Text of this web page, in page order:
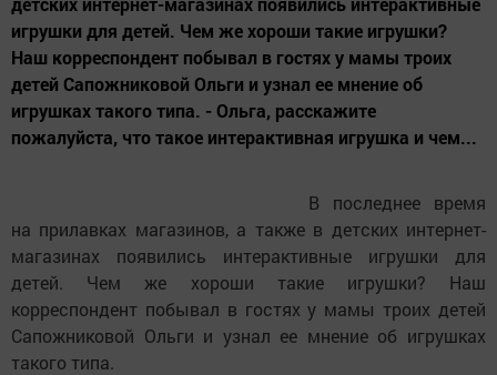
игрушки для детей. Чем же хороши такие игрушки?
Наш корреспондент побывал в гостях у мамы троих
детей Сапожниковой Ольги и узнал ее мнение об
игрушках такого типа. - Ольга, расскажите
пожалуйста, что такое интерактивная игрушка и чем...
В последнее время
на прилавках магазинов, а также в детских интернет-
магазинах появились интерактивные игрушки для
детей. Чем же хороши такие игрушки? Наш
корреспондент побывал в гостях у мамы троих детей
Сапожниковой Ольги и узнал ее мнение об игрушках
такого типа.